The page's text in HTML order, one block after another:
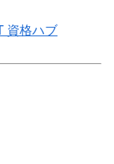
資格ハブ